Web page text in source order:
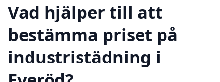
Vad hjälper till att
bestämma priset på
industristädning i